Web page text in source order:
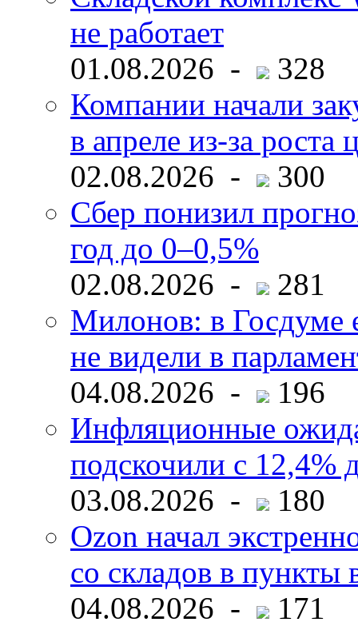
не работает
01.08.2026 -
328
Компании начали
в апреле из-за роста
02.08.2026 -
300
Сбер понизил
год до 0–0,5%
02.08.2026 -
281
Милонов: в Госдуме
не видели в
04.08.2026 -
196
Инфляционные
подскочили с 12,4%
03.08.2026 -
180
Ozon начал
со складов в пункты
04.08.2026 -
171